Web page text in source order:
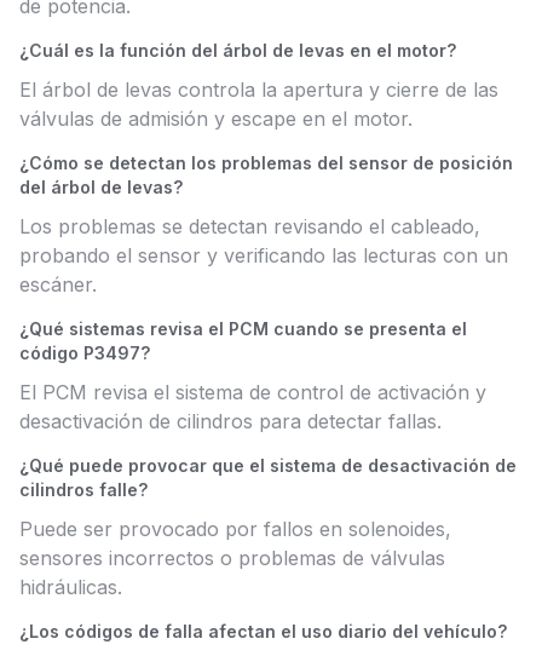
de potencia.
¿Cuál es la función del árbol de levas en el motor?
El árbol de levas controla la apertura y cierre de las
válvulas de admisión y escape en el motor.
¿Cómo se detectan los problemas del sensor de posición
del árbol de levas?
Los problemas se detectan revisando el cableado,
probando el sensor y verificando las lecturas con un
escáner.
¿Qué sistemas revisa el PCM cuando se presenta el
código P3497?
El PCM revisa el sistema de control de activación y
desactivación de cilindros para detectar fallas.
¿Qué puede provocar que el sistema de desactivación de
cilindros falle?
Puede ser provocado por fallos en solenoides,
sensores incorrectos o problemas de válvulas
hidráulicas.
¿Los códigos de falla afectan el uso diario del vehículo?